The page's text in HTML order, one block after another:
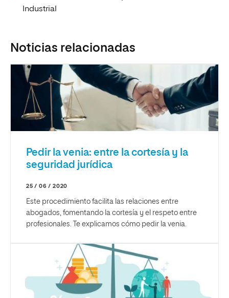
Industrial
Noticias relacionadas
Pedir la venia: entre la cortesía y la
seguridad jurídica
25 / 06 / 2020
Este procedimiento facilita las relaciones entre
abogados, fomentando la cortesía y el respeto entre
profesionales. Te explicamos cómo pedir la venia.